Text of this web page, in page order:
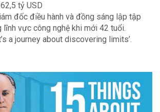
tỷ USD
đốc điều hành và đồng sáng lập tập
lĩnh vực công nghệ khi mới 42 tuổi.
a journey about discovering limits’.